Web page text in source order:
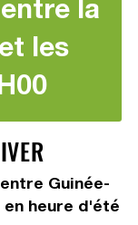
la
les
Guinée-
heure d'été